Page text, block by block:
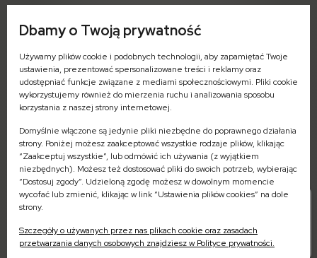
ul. 11-go Listopada 1 (parter)
09-402 Płock
woj. mazowieckie
Pn-Pt: 7:00 - 16:00
Zamówienia - odbiór stacjonarny
504-573-745 (Pn-Pt: 8:00-16:00)
Dbamy o Twoją prywatność
Używamy plików cookie i podobnych technologii, aby zapamiętać Twoje
ustawienia, prezentować spersonalizowane treści i reklamy oraz
udostępniać funkcje związane z mediami społecznościowymi. Pliki cookie
wykorzystujemy również do mierzenia ruchu i analizowania sposobu
korzystania z naszej strony internetowej.
Domyślnie włączone są jedynie pliki niezbędne do poprawnego działania
strony. Poniżej możesz zaakceptować wszystkie rodzaje plików, klikając
“Zaakceptuj wszystkie”, lub odmówić ich używania (z wyjątkiem
niezbędnych). Możesz też dostosować pliki do swoich potrzeb, wybierając
“Dostosuj zgody”. Udzieloną zgodę możesz w dowolnym momencie
wycofać lub zmienić, klikając w link “Ustawienia plików cookies” na dole
strony.
Szczegóły o używanych przez nas plikach cookie oraz zasadach
przetwarzania danych osobowych znajdziesz w Polityce prywatności.